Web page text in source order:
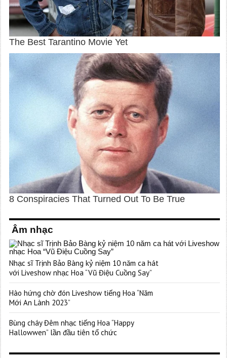
Âm nhạc
Nhạc sĩ Trịnh Bảo Bàng kỷ niệm 10 năm ca hát
với Liveshow nhạc Hoa “Vũ Điệu Cuồng Say”
Hào hứng chờ đón Liveshow tiếng Hoa “Năm
Mới An Lành 2023”
Bùng cháy Đêm nhạc tiếng Hoa “Happy
Hallowwen” lần đầu tiên tổ chức